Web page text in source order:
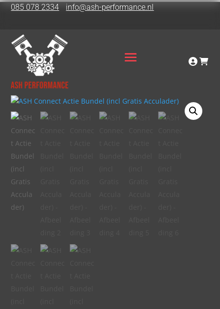
085 078 2334 info@ash-performance.nl